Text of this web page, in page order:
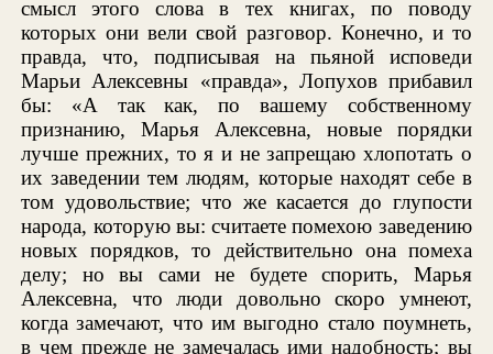
смысл этого слова в тех книгах, по поводу
которых они вели свой разговор. Конечно, и то
правда, что, подписывая на пьяной исповеди
Марьи Алексевны «правда», Лопухов прибавил
бы: «А так как, по вашему собственному
признанию, Марья Алексевна, новые порядки
лучше прежних, то я и не запрещаю хлопотать о
их заведении тем людям, которые находят себе в
том удовольствие; что же касается до глупости
народа, которую вы: считаете помехою заведению
новых порядков, то действительно она помеха
делу; но вы сами не будете спорить, Марья
Алексевна, что люди довольно скоро умнеют,
когда замечают, что им выгодно стало поумнеть,
в чем прежде не замечалась ими надобность; вы